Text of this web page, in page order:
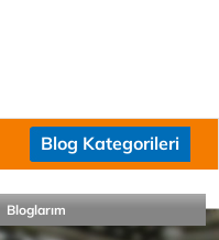
Blog Kategorileri
Bloglarım